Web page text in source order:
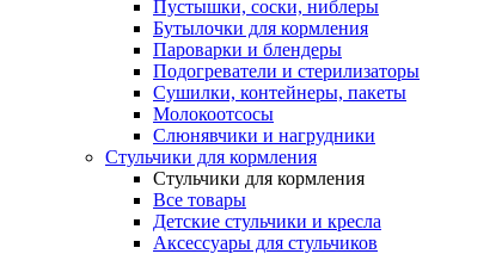
Пустышки, соски, ниблеры
Бутылочки для кормления
Пароварки и блендеры
Подогреватели и стерилизаторы
Сушилки, контейнеры, пакеты
Молокоотсосы
Слюнявчики и нагрудники
Стульчики для кормления
Стульчики для кормления
Все товары
Детские стульчики и кресла
Аксессуары для стульчиков